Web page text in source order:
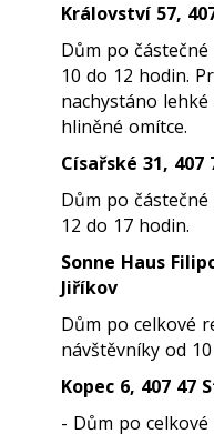
Království 57,
Dům po
10 do 12 hodin.
nachystáno
hliněné omítce.
Císařské 31, 407
Dům po
12 do 17 hodin.
Sonne Haus
Jiříkov
Dům po celkové
návštěvníky od
Kopec 6, 407 47
- Dům po